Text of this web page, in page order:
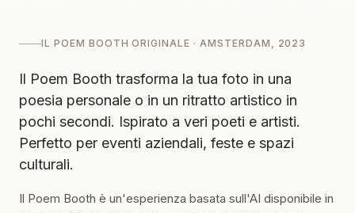
IL POEM BOOTH ORIGINALE · AMSTERDAM, 2023
Il Poem Booth trasforma la tua foto in una
poesia personale o in un ritratto artistico in
pochi secondi. Ispirato a veri poeti e artisti.
Perfetto per eventi aziendali, feste e spazi
culturali.
Il Poem Booth è un'esperienza basata sull'AI disponibile in